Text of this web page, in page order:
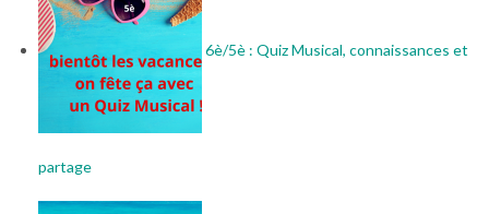
6è/5è : Quiz Musical, connaissances et
partage